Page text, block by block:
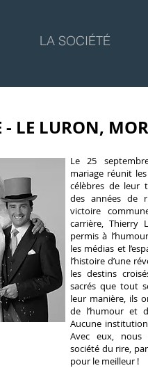
LA SOCIÉTÉ
- LE LURON,
Le 25
mariage réunit
célèbres de leur
des années de
victoire
carrière, Thierry
permis à
les médias et
l’histoire d’une
les destins
sacrés que tout
leur manière, ils
de l’humour et
Aucune
Avec eux, nous
société du rire,
pour le meilleur !